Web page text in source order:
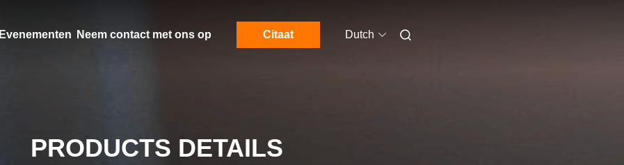
Evenementen Neem contact met ons op Citaat Dutch
PRODUCTS DETAILS